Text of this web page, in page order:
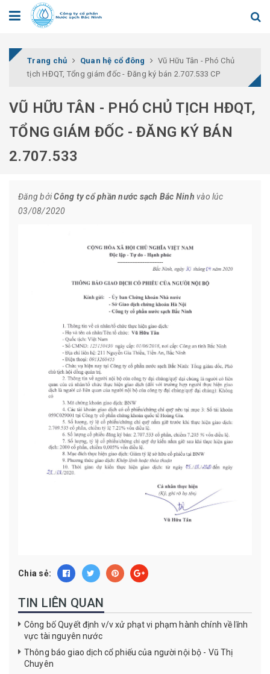
Trang chủ Quan hệ cổ đông
Vũ Hữu Tân - Phó Chủ
tịch HĐQT, Tổng giám đốc - Đăng ký bán 2.707.533 CP
VŨ HỮU TÂN - PHÓ CHỦ TỊCH HĐQT,
TỔNG GIÁM ĐỐC - ĐĂNG KÝ BÁN
2.707.533
Đăng bởiCông ty cổ phần nước sạch Bắc Ninh vào lúc
03/08/2020
Chia sẻ:
TIN LIÊN QUAN
Công bố Quyết định v/v xử phạt vi phạm hành chính về lĩnh
vực tài nguyên nước
Thông báo giao dịch cổ phiếu của người nội bộ - Vũ Thị
Chuyên